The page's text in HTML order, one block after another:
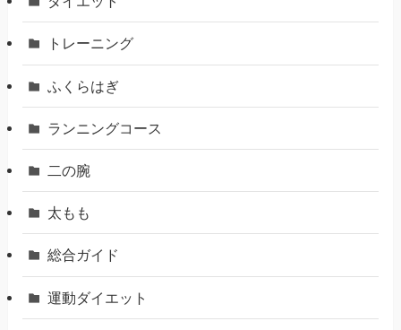
トレーニング
ふくらはぎ
ランニングコース
二の腕
太もも
総合ガイド
運動ダイエット